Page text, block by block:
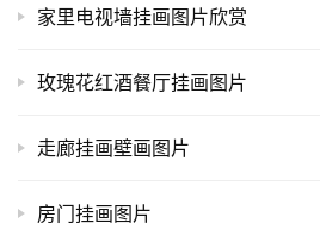
家里电视墙挂画图片欣赏
玫瑰花红酒餐厅挂画图片
走廊挂画壁画图片
房门挂画图片